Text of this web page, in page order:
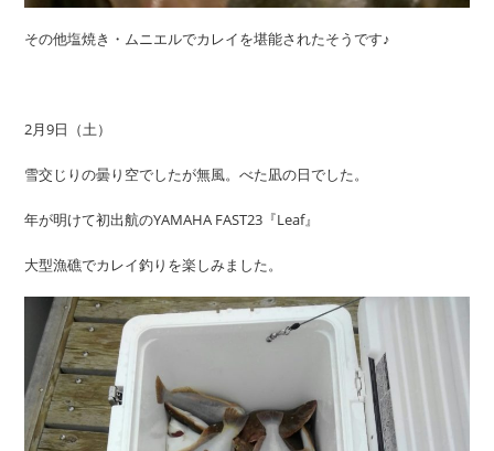
その他塩焼き・ムニエルでカレイを堪能されたそうです♪
2月9日（土）
雪交じりの曇り空でしたが無風。べた凪の日でした。
年が明けて初出航のYAMAHA FAST23『Leaf』
大型漁礁でカレイ釣りを楽しみました。